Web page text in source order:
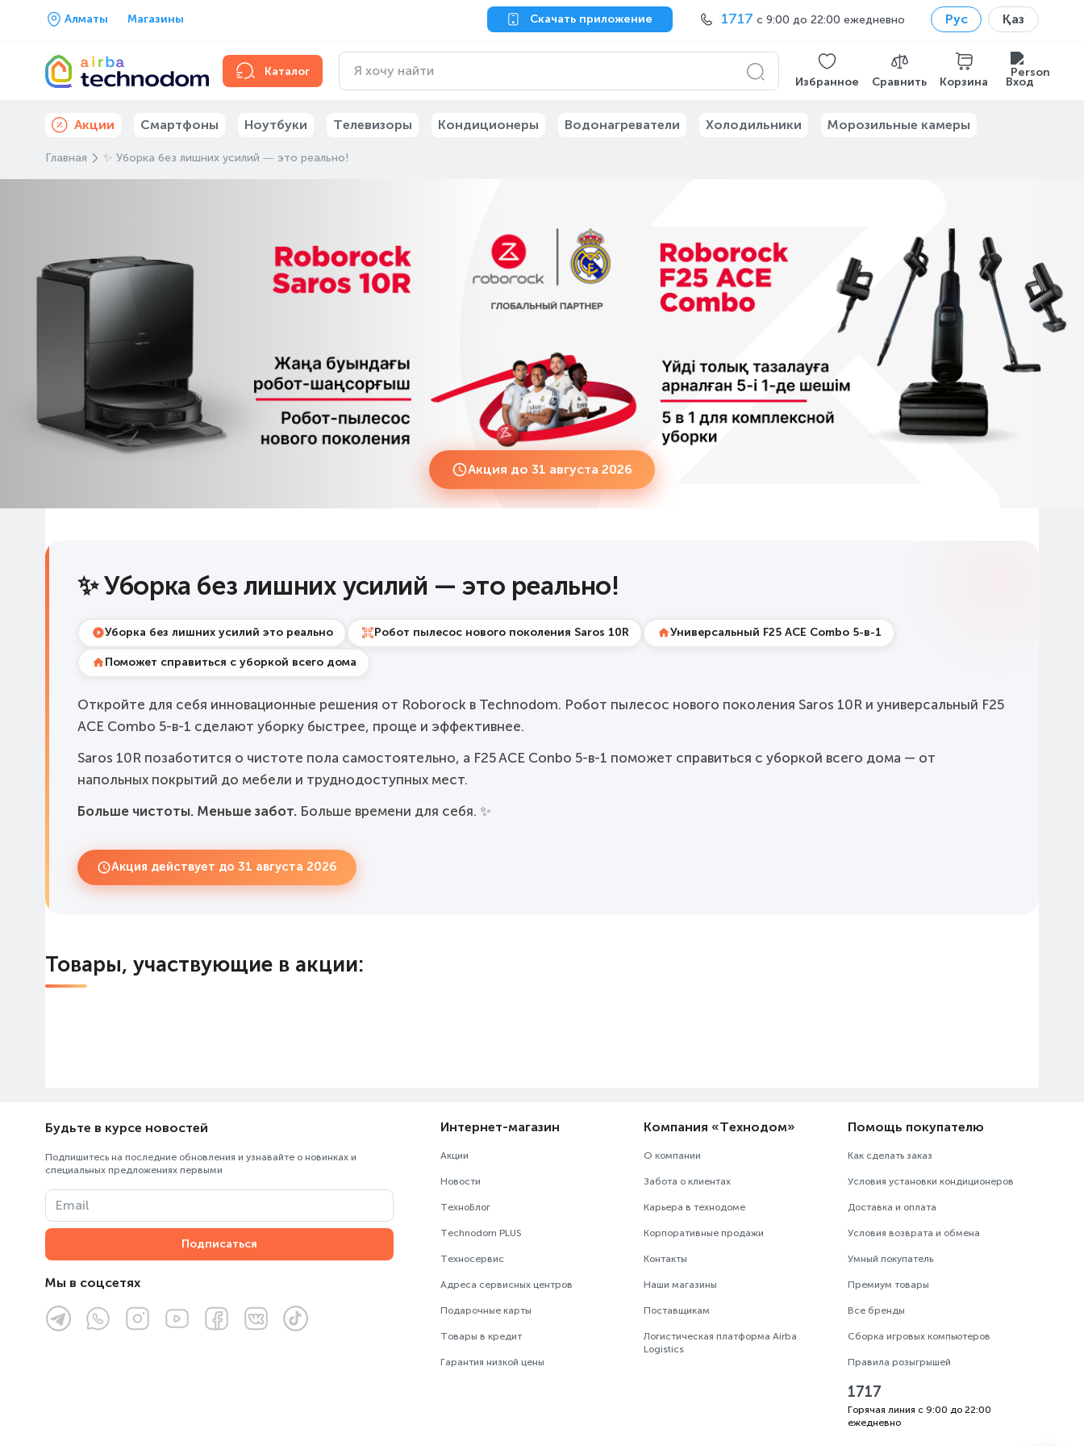
Алматы Магазины Скачать приложение 1717 с 9:00 до 22:00 ежедневно Рус Қаз
Каталог
Избранное Сравнить Корзина Вход
Акции Смартфоны Ноутбуки Телевизоры Кондиционеры Водонагреватели Холодильники Морозильные камеры
Главная ✨ Уборка без лишних усилий — это реально!
Акция до 31 августа 2026
✨ Уборка без лишних усилий — это реально!
Уборка без лишних усилий это реально Робот пылесос нового поколения Saros 10R Универсальный F25 ACE Combo 5-в-1
Поможет справиться с уборкой всего дома
Откройте для себя инновационные решения от Roborock в Technodom. Робот пылесос нового поколения Saros 10R и универсальный F25
ACE Combo 5-в-1 сделают уборку быстрее, проще и эффективнее.
Saros 10R позаботится о чистоте пола самостоятельно, а F25 ACE Conbo 5-в-1 поможет справиться с уборкой всего дома — от
напольных покрытий до мебели и труднодоступных мест.
Больше чистоты. Меньше забот. Больше времени для себя. ✨
Акция действует до 31 августа 2026
Товары, участвующие в акции:
Будьте в курсе новостей
Подпишитесь на последние обновления и узнавайте о новинках и
специальных предложениях первыми
Email
Подписаться
Мы в соцсетях
Интернет-магазин
Акции
Новости
ТехноБлог
Technodom PLUS
Техносервис
Адреса сервисных центров
Подарочные карты
Товары в кредит
Гарантия низкой цены
Компания «Технодом»
О компании
Забота о клиентах
Карьера в технодоме
Корпоративные продажи
Контакты
Наши магазины
Поставщикам
Логистическая платформа Airba
Logistics
Помощь покупателю
Как сделать заказ
Условия установки кондиционеров
Доставка и оплата
Условия возврата и обмена
Умный покупатель
Премиум товары
Все бренды
Сборка игровых компьютеров
Правила розыгрышей
1717
Горячая линия с 9:00 до 22:00
ежедневно